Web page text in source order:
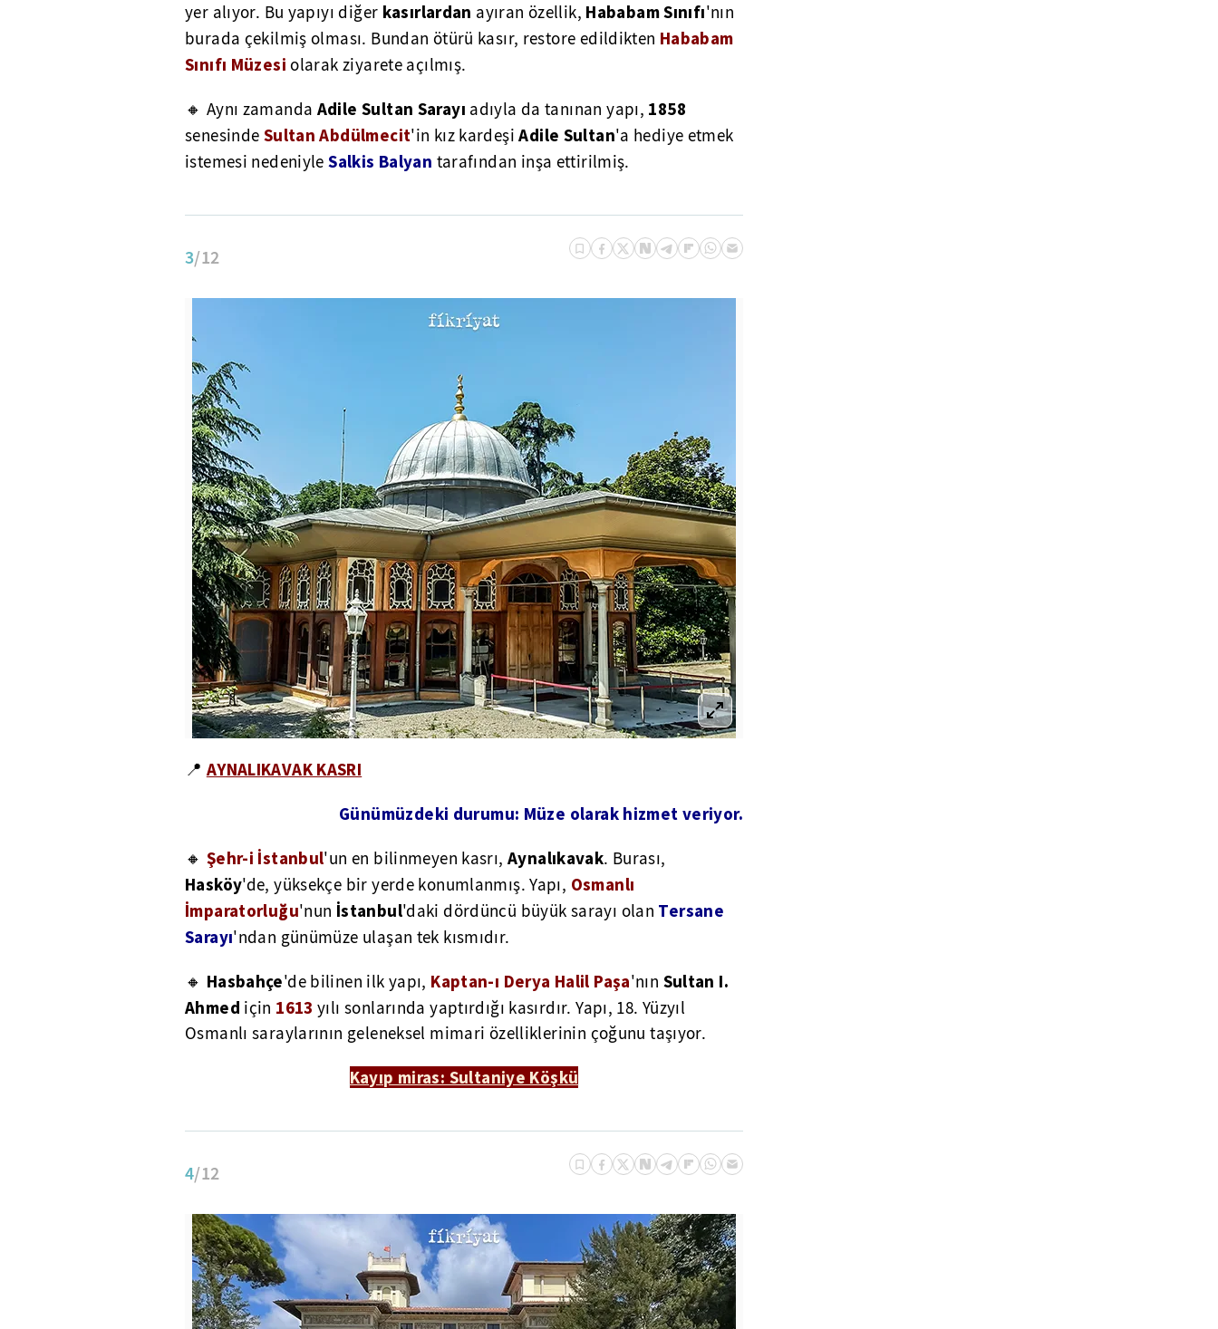
yer alıyor. Bu yapıyı diğer kasırlardan ayıran özellik, Hababam Sınıfı'nın
burada çekilmiş olması. Bundan ötürü kasır, restore edildikten Hababam
Sınıfı Müzesi olarak ziyarete açılmış.
🔸 Aynı zamanda Adile Sultan Sarayı adıyla da tanınan yapı, 1858
senesinde Sultan Abdülmecit'in kız kardeşiAdile Sultan'a hediye etmek
istemesi nedeniyleSalkis Balyan tarafından inşa ettirilmiş.
3/12
📍 AYNALIKAVAK KASRI
Günümüzdeki durumu: Müze olarak hizmet veriyor.
🔸 Şehr-i İstanbul'un en bilinmeyen kasrı, Aynalıkavak. Burası,
Hasköy'de, yüksekçe bir yerde konumlanmış. Yapı, Osmanlı
İmparatorluğu'nun İstanbul'daki dördüncü büyük sarayı olan Tersane
Sarayı'ndan günümüze ulaşan tek kısmıdır.
🔸 Hasbahçe'de bilinen ilk yapı, Kaptan-ı Derya Halil Paşa'nın Sultan I.
Ahmed için 1613yılı sonlarında yaptırdığı kasırdır. Yapı, 18. Yüzyıl
Osmanlı saraylarının geleneksel mimari özelliklerinin çoğunu taşıyor.
Kayıp miras: Sultaniye Köşkü
4/12